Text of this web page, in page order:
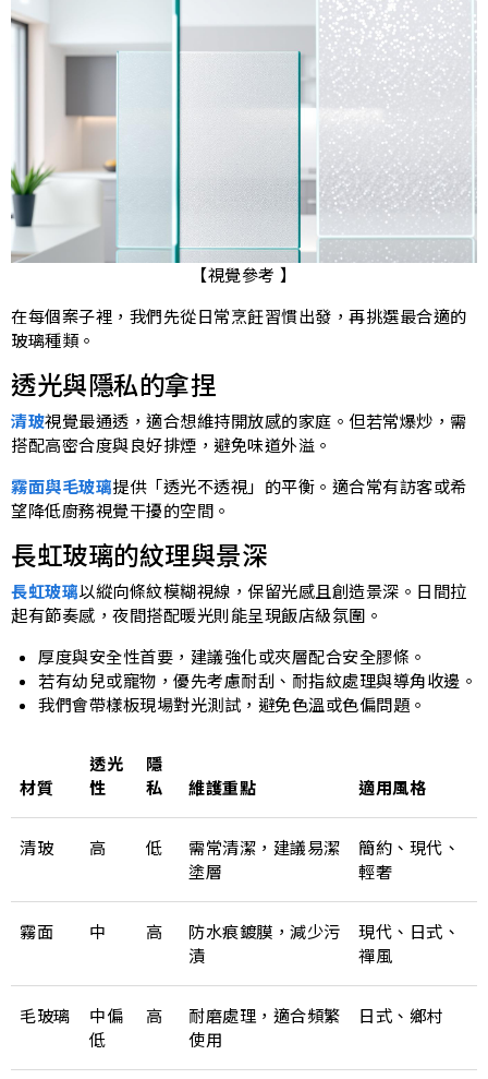
【視覺參考 】
在每個案子裡，我們先從日常烹飪習慣出發，再挑選最合適的
玻璃種類。
透光與隱私的拿捏
清玻視覺最通透，適合想維持開放感的家庭。但若常爆炒，需
搭配高密合度與良好排煙，避免味道外溢。
霧面與毛玻璃提供「透光不透視」的平衡。適合常有訪客或希
望降低廚務視覺干擾的空間。
長虹玻璃的紋理與景深
長虹玻璃以縱向條紋模糊視線，保留光感且創造景深。日間拉
起有節奏感，夜間搭配暖光則能呈現飯店級氛圍。
厚度與安全性首要，建議強化或夾層配合安全膠條。
若有幼兒或寵物，優先考慮耐刮、耐指紋處理與導角收邊。
我們會帶樣板現場對光測試，避免色溫或色偏問題。
材質
透光
性
隱
私
維護重點 適用風格
清玻 高 低
需常清潔，建議易潔
塗層
簡約、現代、
輕奢
霧面 中 高
防水痕鍍膜，減少污
漬
現代、日式、
禪風
毛玻璃
中偏
低
高
耐磨處理，適合頻繁
使用
日式、鄉村